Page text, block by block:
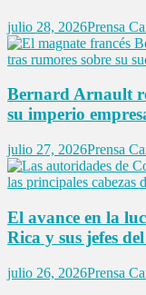
julio 28, 2026Prensa
Bernard Arnault
su imperio
julio 27, 2026Prensa
El avance en la
Rica y sus jefes
julio 26, 2026Prensa